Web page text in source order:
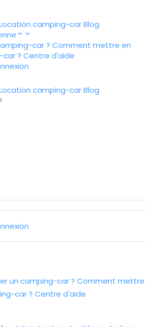
camping-carBlog
car ? Comment mettre en
? Centre d'aide
camping-carBlog
un camping-car ? Comment mettre
car ? Centre d'aide